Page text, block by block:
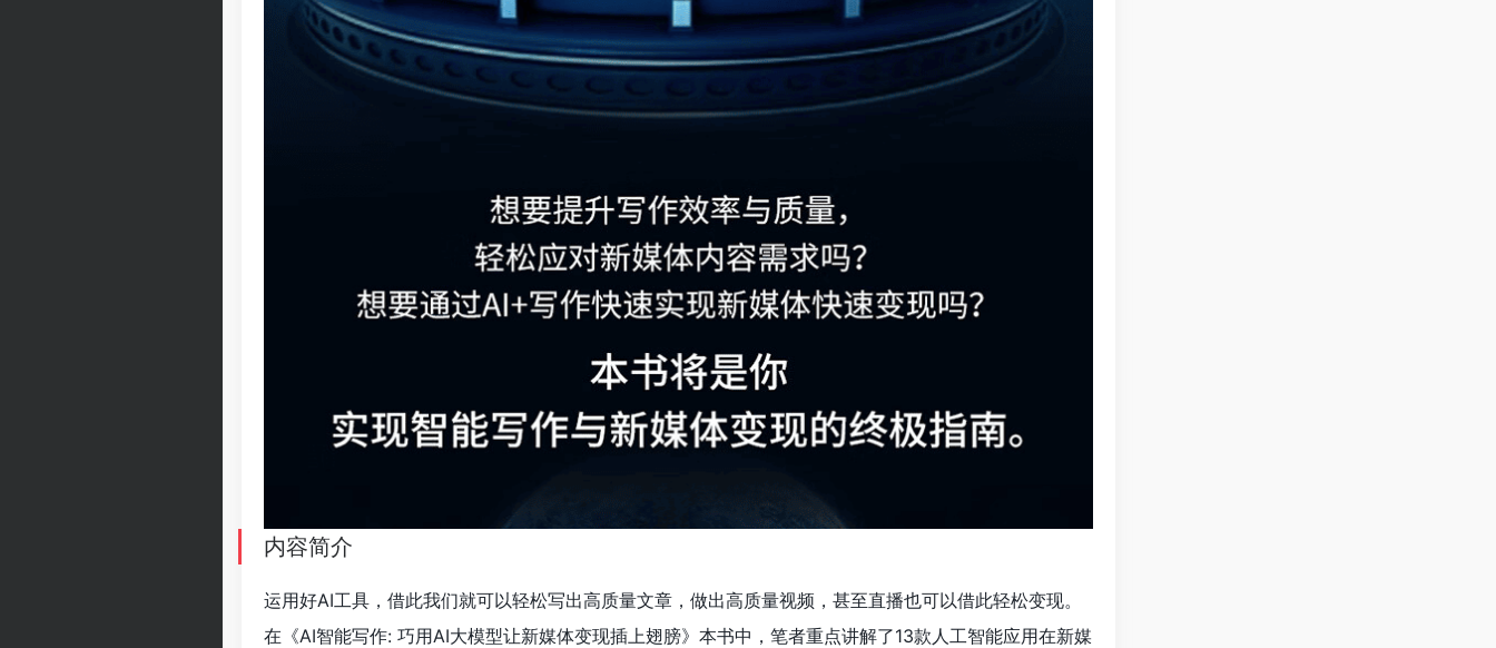
内容简介
运用好AI工具，借此我们就可以轻松写出高质量文章，做出高质量视频，甚至直播也可以借此轻松变现。
在《AI智能写作: 巧用AI大模型让新媒体变现插上翅膀》本书中，笔者重点讲解了13款人工智能应用在新媒